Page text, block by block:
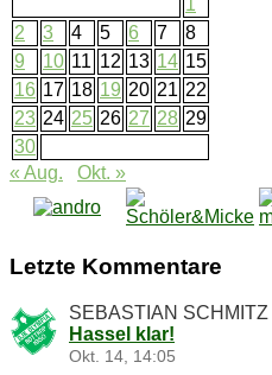
1
2
3 4 5 6 7
8
9
10 11 12 13 14 15
16 17 18 19 20 21 22
23 24 25 26 27 28 29
30
« Aug.
Okt. »
Letz­te Kommentare
SEBASTIAN SCHMITZ
Has­sel klar!
Okt. 14, 14:05